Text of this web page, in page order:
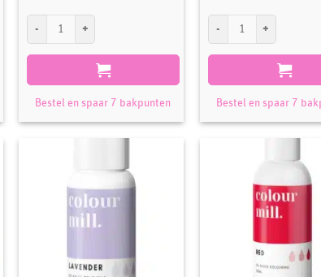
Bestel en spaar 7 bakpunten Bestel en spaar 7